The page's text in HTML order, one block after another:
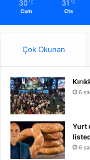
30 ℃
Cum
31 ℃
Cts
Çok Okunan
6
Yurt
6